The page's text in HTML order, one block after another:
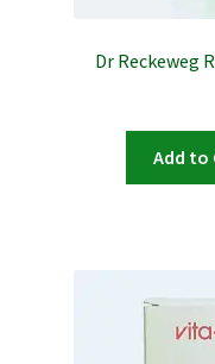
Dr Reckeweg
Add to